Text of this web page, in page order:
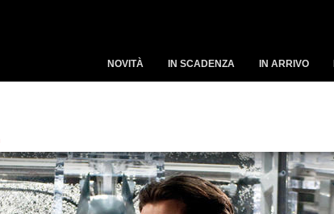
NOVITÀ IN SCADENZA IN ARRIVO